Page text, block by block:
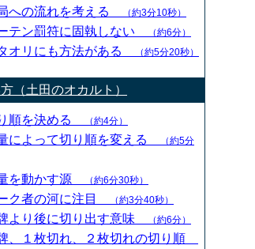
への流れを考える （約3分10秒）
テン罰符に固執しない （約6分）
オリにも方法がある （約5分20秒）
（土田のオカルト）
順を決める （約4分）
によって切り順を変える
（約5分
を動かす源 （約6分30秒）
ク者の河に注目 （約3分40秒）
より後に切り出す意味 （約6分）
、１枚切れ、２枚切れの切り順